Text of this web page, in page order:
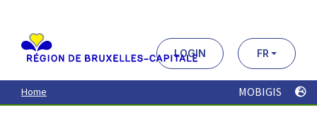
contenu
principal
LOGIN FR
Home MOBIGIS